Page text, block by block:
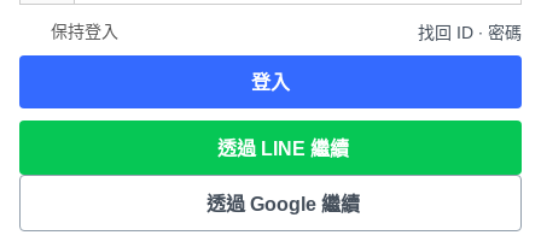
保持登入 找回 ID ∙ 密碼
登入
透過 LINE 繼續
透過 Google 繼續